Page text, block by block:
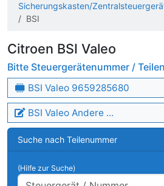
Sicherungskasten/
BSI
Citroen BSI Valeo
Bitte Steuergerätenummer /
BSI Valeo 9659285680
BSI Valeo Andere ...
Suche nach Teilenummer
(Hilfe zur Suche)